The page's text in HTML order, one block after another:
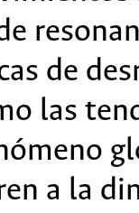
de
las
a la